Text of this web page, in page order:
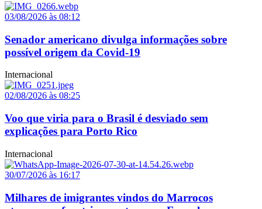
03/08/2026 às 08:12
Senador americano divulga informações sobre
possível origem da Covid-19
Internacional
02/08/2026 às 08:25
Voo que viria para o Brasil é desviado sem
explicações para Porto Rico
Internacional
30/07/2026 às 16:17
Milhares de imigrantes vindos do Marrocos